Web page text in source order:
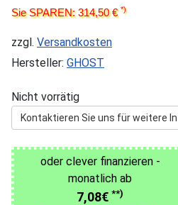
Sie SPAREN: 314,50 €*)
zzgl. Versandkosten
Hersteller: GHOST
Nicht vorrätig
Kontaktieren Sie uns für weitere
oder clever finanzieren -
monatlich ab
7,08€ **)